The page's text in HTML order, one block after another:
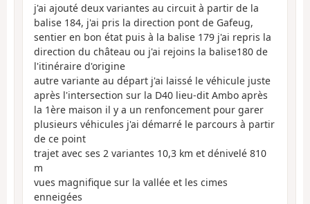
j'ai ajouté deux variantes au circuit à partir de la
balise 184, j'ai pris la direction pont de Gafeug,
sentier en bon état puis à la balise 179 j'ai repris la
direction du château ou j'ai rejoins la balise180 de
l'itinéraire d'origine
autre variante au départ j'ai laissé le véhicule juste
après l'intersection sur la D40 lieu-dit Ambo après
la 1ère maison il y a un renfoncement pour garer
plusieurs véhicules j'ai démarré le parcours à partir
de ce point
trajet avec ses 2 variantes 10,3 km et dénivelé 810
m
vues magnifique sur la vallée et les cimes
enneigées